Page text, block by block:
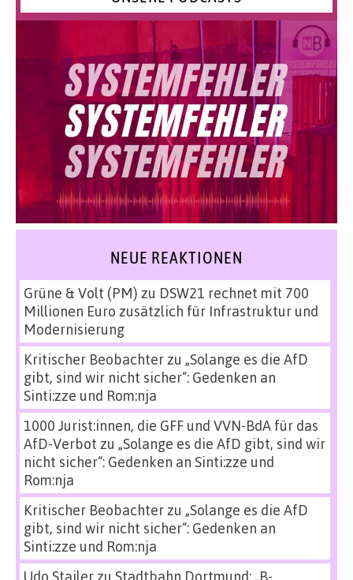
NEUE REAKTIONEN
Grüne & Volt (PM) zu DSW21 rechnet mit 700
Millionen Euro zusätzlich für Infrastruktur und
Modernisierung
Kritischer Beobachterzu „Solange es die AfD
gibt, sind wir nicht sicher“: Gedenken an
Sinti:zze und Rom:nja
1000 Jurist:innen, die GFF und VVN-BdA für das
AfD-Verbot zu „Solange es die AfD gibt, sind wir
nicht sicher“: Gedenken an Sinti:zze und
Rom:nja
Kritischer Beobachterzu „Solange es die AfD
gibt, sind wir nicht sicher“: Gedenken an
Sinti:zze und Rom:nja
Udo Stailerzu Stadtbahn Dortmund: „B-